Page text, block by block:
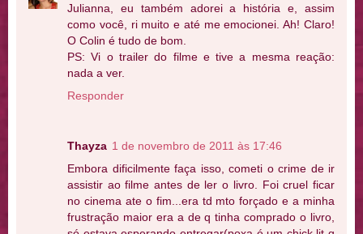
Julianna, eu também adorei a história e, assim
como você, ri muito e até me emocionei. Ah! Claro!
O Colin é tudo de bom.
PS: Vi o trailer do filme e tive a mesma reação:
nada a ver.
Responder
Thayza 1 de novembro de 2011 às 17:46
Embora dificilmente faça isso, cometi o crime de ir
assistir ao filme antes de ler o livro. Foi cruel ficar
no cinema ate o fim...era td mto forçado e a minha
frustração maior era a de q tinha comprado o livro,